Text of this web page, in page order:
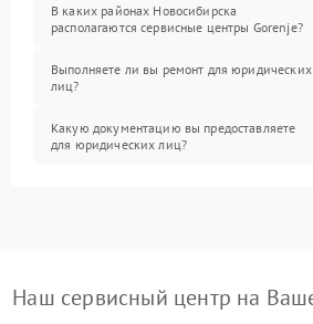
В каких районах Новосибирска
располагаются сервисные центры Gorenje?
Выполняете ли вы ремонт для юридических
лиц?
Какую документацию вы предоставляете
для юридических лиц?
Наш сервисный центр на